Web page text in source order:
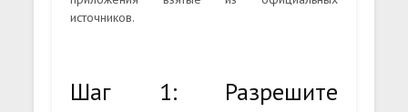
источников.
Шаг 1: Разрешите